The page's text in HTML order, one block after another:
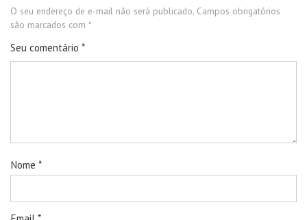
O seu endereço de e-mail não será publicado. Campos obrigatórios
são marcados com *
Seu comentário *
Nome *